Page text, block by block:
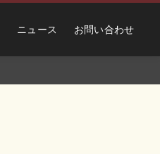
ニュース お問い合わせ